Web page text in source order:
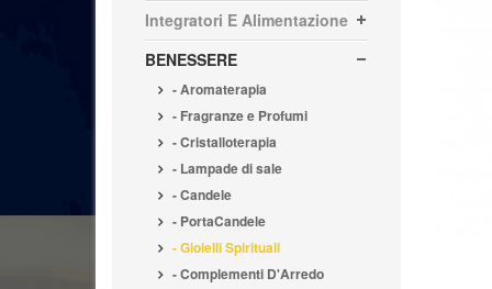
Integratori E Alimentazione
BENESSERE
- Aromaterapia
- Fragranze e Profumi
- Cristalloterapia
- Lampade di sale
- Candele
- PortaCandele
- Gioielli Spirituali
- Complementi D'Arredo